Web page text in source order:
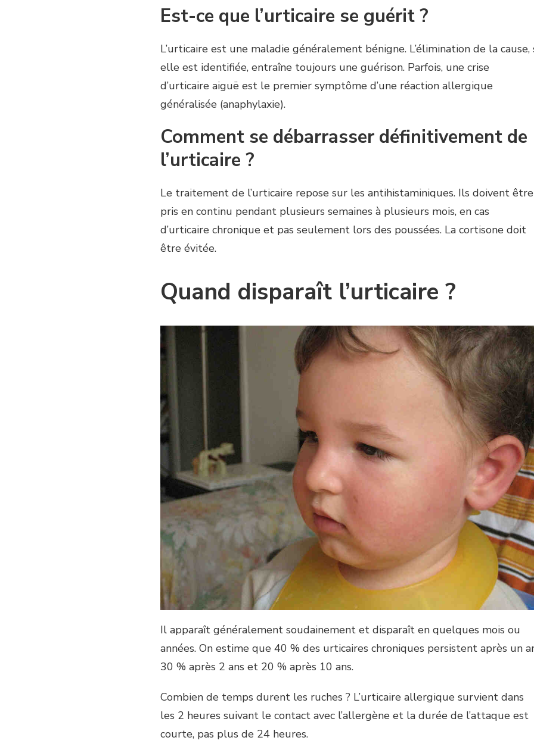
Est-ce que l’urticaire se guérit ?
L’urticaire est une maladie généralement bénigne. L’élimination de la cause,
elle est identifiée, entraîne toujours une guérison. Parfois, une crise
d’urticaire aiguë est le premier symptôme d’une réaction allergique
généralisée (anaphylaxie).
Comment se débarrasser définitivement de
l’urticaire ?
Le traitement de l’urticaire repose sur les antihistaminiques. Ils doivent être
pris en continu pendant plusieurs semaines à plusieurs mois, en cas
d’urticaire chronique et pas seulement lors des poussées. La cortisone doit
être évitée.
Quand disparaît l’urticaire ?
Il apparaît généralement soudainement et disparaît en quelques mois ou
années. On estime que 40 % des urticaires chroniques persistent après un
30 % après 2 ans et 20 % après 10 ans.
Combien de temps durent les ruches ? L’urticaire allergique survient dans
les 2 heures suivant le contact avec l’allergène et la durée de l’attaque est
courte, pas plus de 24 heures.